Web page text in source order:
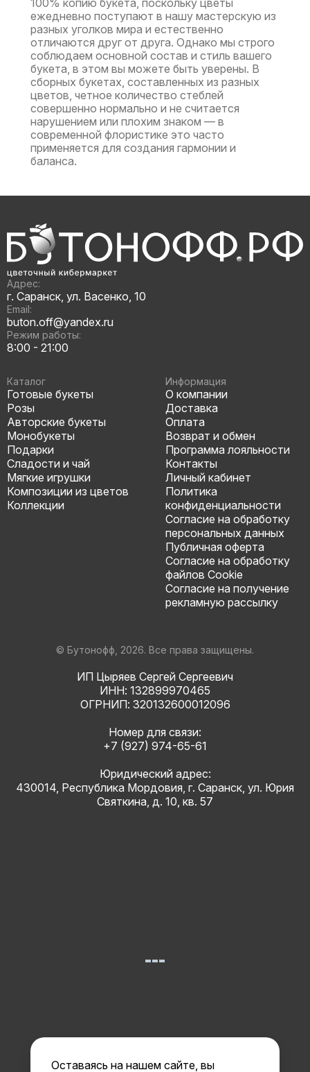
100% копию букета, поскольку цветы
ежедневно поступают в нашу мастерскую из
разных уголков мира и естественно
отличаются друг от друга. Однако мы строго
соблюдаем основной состав и стиль вашего
букета, в этом вы можете быть уверены. В
сборных букетах, составленных из разных
цветов, четное количество стеблей
совершенно нормально и не считается
нарушением или плохим знаком — в
современной флористике это часто
применяется для создания гармонии и
баланса.
Адрес:
г. Саранск, ул. Васенко, 10
Email:
buton.off@yandex.ru
Режим работы:
8:00 - 21:00
Каталог
Готовые букеты
Розы
Авторские букеты
Монобукеты
Подарки
Сладости и чай
Мягкие игрушки
Композиции из цветов
Коллекции
Информация
О компании
Доставка
Оплата
Возврат и обмен
Программа лояльности
Контакты
Личный кабинет
Политика
конфиденциальности
Согласие на обработку
персональных данных
Публичная оферта
Согласие на обработку
файлов Cookie
Согласие на получение
рекламную рассылку
© Бутонофф, 2026. Все права защищены.
ИП Цыряев Сергей Сергеевич
ИНН: 132899970465
ОГРНИП: 320132600012096
Номер для связи:
+7 (927) 974-65-61
Юридический адрес:
430014, Республика Мордовия, г. Саранск, ул. Юрия
Святкина, д. 10, кв. 57
Оставаясь на нашем сайте, вы